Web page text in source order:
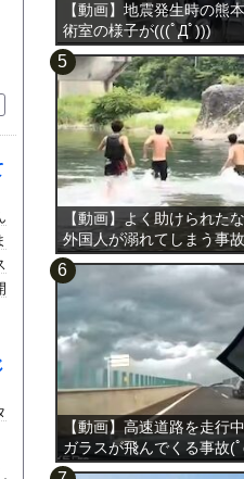
【動画】地震発生時の熊
術室の様子が(((ﾟДﾟ)))
【動画】よく助けられた
外国人が溺れてしまう事
【動画】高速道路を走行
ガラスが飛んでくる事故(